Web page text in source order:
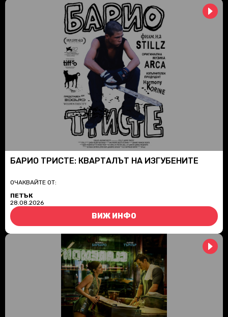
БАРИО ТРИСТЕ: КВАРТАЛЪТ НА ИЗГУБЕНИТЕ
ОЧАКВАЙТЕ ОТ:
ПЕТЪК
28.08.2026
ВИЖ ИНФО